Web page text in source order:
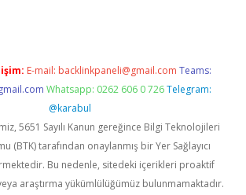
E-mail: backlinkpaneli@gmail.com Teams:
Whatsapp: 0262 606 0 726 Telegram:
@karabul
5651 Sayılı Kanun gereğince Bilgi Teknolojileri
(BTK) tarafından onaylanmış bir Yer Sağlayıcı
Bu nedenle, sitedeki içerikleri proaktif
araştırma yükümlülüğümüz bulunmamaktadır.